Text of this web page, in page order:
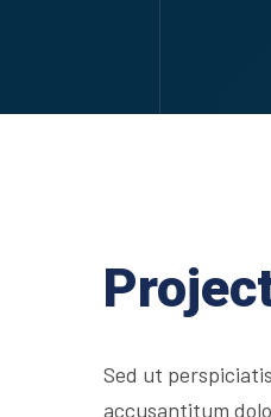
Sed ut
accusantitum